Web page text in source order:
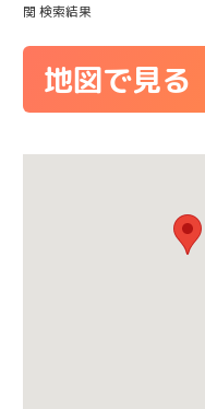
関 検索結果
地図で見る